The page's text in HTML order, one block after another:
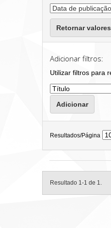
Retornar valores
Adicionar filtros:
Utilizar filtros para
Resultados/Página
Resultado 1-1 de 1.